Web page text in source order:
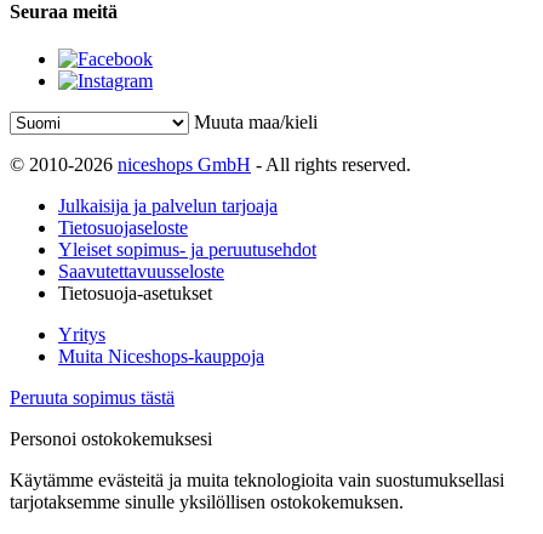
Seuraa meitä
Muuta maa/kieli
© 2010-2026 niceshops GmbH - All rights reserved.
Julkaisija ja palvelun tarjoaja
Tietosuojaseloste
Yleiset sopimus- ja peruutusehdot
Saavutettavuusseloste
Tietosuoja-asetukset
Yritys
Muita Niceshops-kauppoja
Peruuta sopimus tästä
Personoi ostokokemuksesi
Käytämme evästeitä ja muita teknologioita vain suostumuksellasi
tarjotaksemme sinulle yksilöllisen ostokokemuksen.